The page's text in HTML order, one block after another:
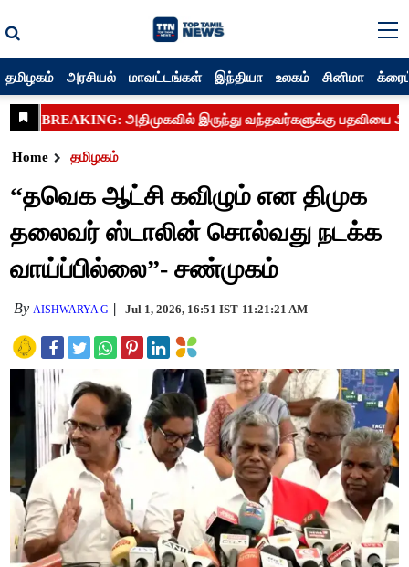
தமிழகம் அரசியல் மாவட்டங்கள் இந்தியா உலகம் சினிமா
Home தமிழகம்
“தவெக ஆட்சி கவிழும் என திமுக
தலைவர் ஸ்டாலின் சொல்வது நடக்க
வாய்ப்பில்லை”- சண்முகம்
By AISHWARYA G Jul 1, 2026, 16:51 IST 11:21:21 AM